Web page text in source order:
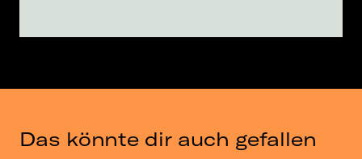
Das könnte dir auch gefallen